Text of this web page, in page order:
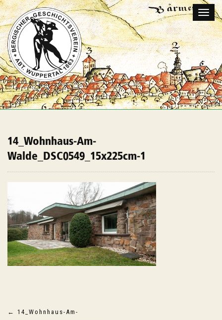
14_Wohnhaus-Am-
Walde_DSC0549_15x225cm-1
Beitragsnavigation
← 14_Wohnhaus-Am-